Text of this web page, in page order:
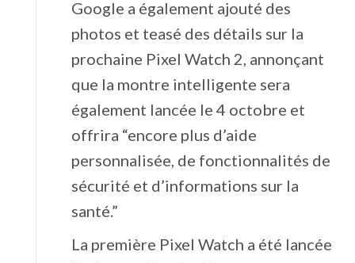
Google a également ajouté des
photos et teasé des détails sur la
prochaine Pixel Watch 2, annonçant
que la montre intelligente sera
également lancée le 4 octobre et
offrira “encore plus d’aide
personnalisée, de fonctionnalités de
sécurité et d’informations sur la
santé.”
La première Pixel Watch a été lancée